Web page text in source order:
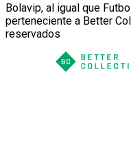
Bolavip, al igual que
perteneciente a Better
reservados